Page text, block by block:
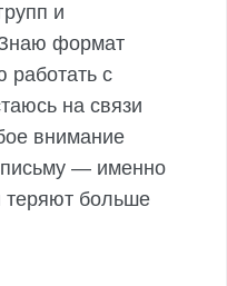
и
формат
работать с
на связи
внимание
письму — именно
теряют больше